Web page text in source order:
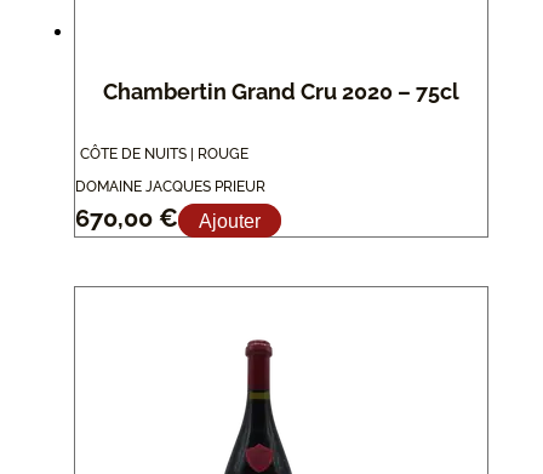
Chambertin Grand Cru 2020 – 75cl
CÔTE DE NUITS | ROUGE
DOMAINE JACQUES PRIEUR
670,00 € Ajouter